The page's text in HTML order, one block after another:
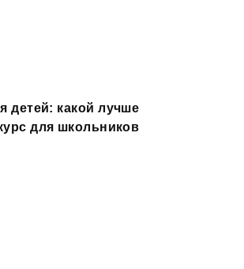
детей: какой лучше
для школьников